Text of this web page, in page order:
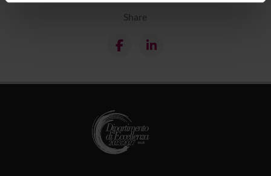
nostri partner che si occupano di analisi dei dati web,
con altre informazioni che hai fornito loro o che hanno
Share